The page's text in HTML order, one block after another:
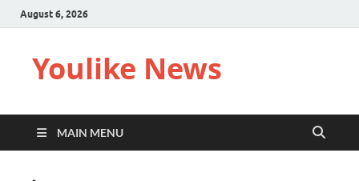
August 6, 2026
Youlike News
MAIN MENU